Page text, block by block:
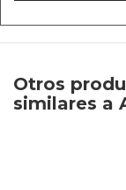
Otros
similares a